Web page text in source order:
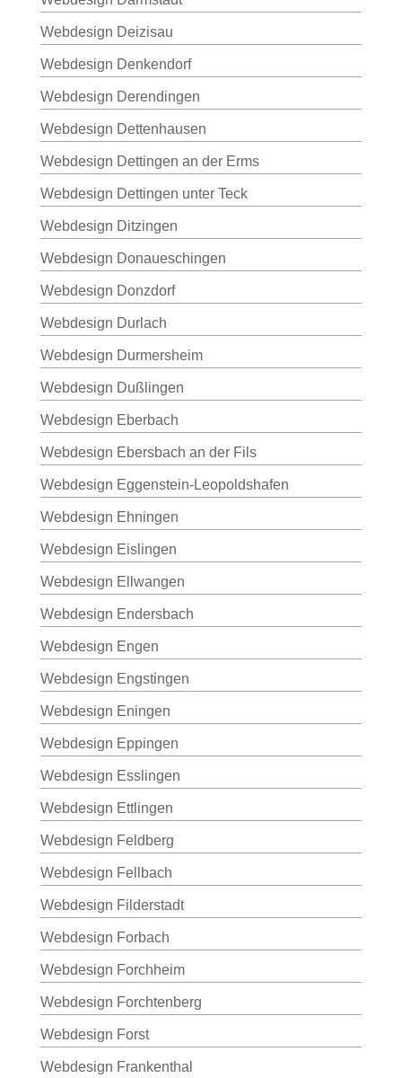
Webdesign Deizisau
Webdesign Denkendorf
Webdesign Derendingen
Webdesign Dettenhausen
Webdesign Dettingen an der Erms
Webdesign Dettingen unter Teck
Webdesign Ditzingen
Webdesign Donaueschingen
Webdesign Donzdorf
Webdesign Durlach
Webdesign Durmersheim
Webdesign Dußlingen
Webdesign Eberbach
Webdesign Ebersbach an der Fils
Webdesign Eggenstein-Leopoldshafen
Webdesign Ehningen
Webdesign Eislingen
Webdesign Ellwangen
Webdesign Endersbach
Webdesign Engen
Webdesign Engstingen
Webdesign Eningen
Webdesign Eppingen
Webdesign Esslingen
Webdesign Ettlingen
Webdesign Feldberg
Webdesign Fellbach
Webdesign Filderstadt
Webdesign Forbach
Webdesign Forchheim
Webdesign Forchtenberg
Webdesign Forst
Webdesign Frankenthal